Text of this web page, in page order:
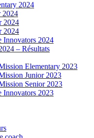
2024
2024
2024
2024
Innovators 2024
– Résultats
Elementary 2023
Junior 2023
Senior 2023
Innovators 2023